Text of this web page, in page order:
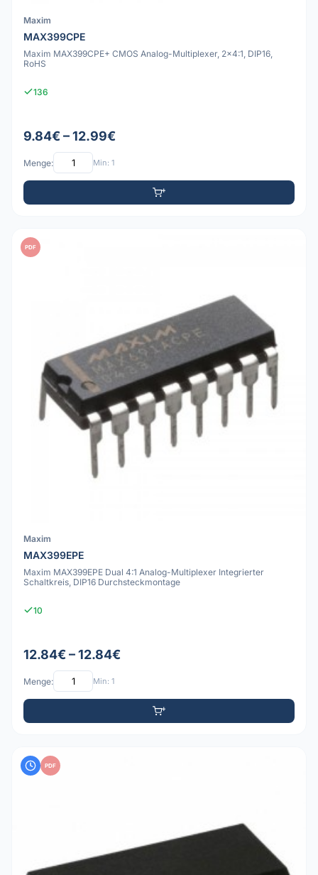
Maxim
MAX399CPE
Maxim MAX399CPE+ CMOS Analog-Multiplexer, 2x4:1, DIP16,
RoHS
136
9.84€ – 12.99€
Menge: Min: 1
PDF
Maxim
MAX399EPE
Maxim MAX399EPE Dual 4:1 Analog-Multiplexer Integrierter
Schaltkreis, DIP16 Durchsteckmontage
10
12.84€ – 12.84€
Menge: Min: 1
PDF